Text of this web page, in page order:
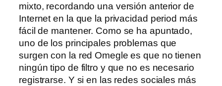
mixto, recordando una versión anterior de
Internet en la que la privacidad period más
fácil de mantener. Como se ha apuntado,
uno de los principales problemas que
surgen con la red Omegle es que no tienen
ningún tipo de filtro y que no es necesario
registrarse. Y si en las redes sociales más